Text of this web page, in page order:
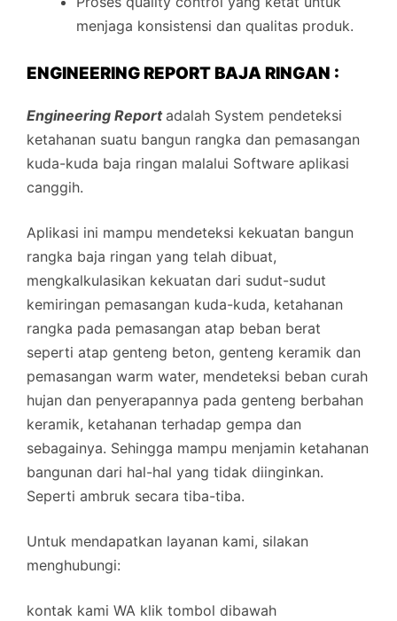
menjaga konsistensi dan qualitas produk.
ENGINEERING REPORT BAJA RINGAN :
Engineering Reportadalah System pendeteksi
ketahanan suatu bangun rangka dan pemasangan
kuda-kuda baja ringan malalui Software aplikasi
canggih.
Aplikasi ini mampu mendeteksi kekuatan bangun
rangka baja ringan yang telah dibuat,
mengkalkulasikan kekuatan dari sudut-sudut
kemiringan pemasangan kuda-kuda, ketahanan
rangka pada pemasangan atap beban berat
seperti atap genteng beton, genteng keramik dan
pemasangan warm water, mendeteksi beban curah
hujan dan penyerapannya pada genteng berbahan
keramik, ketahanan terhadap gempa dan
sebagainya. Sehingga mampu menjamin ketahanan
bangunan dari hal-hal yang tidak diinginkan.
Seperti ambruk secara tiba-tiba.
Untuk mendapatkan layanan kami, silakan
menghubungi:
kontak kami WA klik tombol dibawah